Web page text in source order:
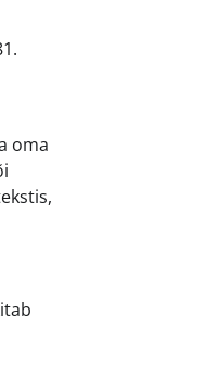
oma